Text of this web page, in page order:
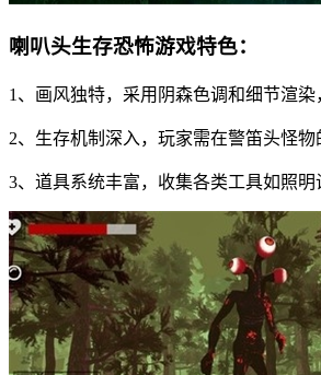
喇叭头生存恐怖游戏特色：
1、画风独特，采用阴森色调和细节渲
2、生存机制深入，玩家需在警笛头怪
3、道具系统丰富，收集各类工具如照